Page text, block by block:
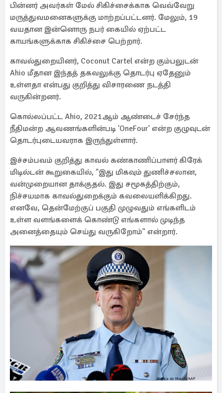
பின்னர் அவர்கள் மேல் சிகிச்சைக்காக வெவ்வேறு
மருத்துவமனைகளுக்கு மாற்றப்பட்டனர். மேலும், 19
வயதான இன்னொரு நபர் கையில் ஏற்பட்ட
காயங்களுக்காக சிகிச்சை பெற்றார்.
காவல்துறையினர், Coconut Cartel என்ற கும்பலுடன்
Ahio மீதான இந்தத் தகவலுக்கு தொடர்பு ஏதேனும்
உள்ளதா என்பது குறித்து விசாரணை நடத்தி
வருகின்றனர்.
கொல்லப்பட்ட Ahio, 2021ஆம் ஆண்டைச் சேர்ந்த
நீதிமன்ற ஆவணங்களின்படி 'OneFour' என்ற குழுவுடன்
தொடர்புடையவராக இருந்துள்ளார்.
இச்சம்பவம் குறித்து காவல் கண்காணிப்பாளர் கிரேக்
மிடில்டன் கூறுகையில், "இது மிகவும் துணிச்சலான,
வன்முறையான தாக்குதல். இது சமூகத்திற்கும்,
நிச்சயமாக காவல்துறைக்கும் கவலையளிக்கிறது.
எனவே, தென்மேற்குப் பகுதி முழுவதும் எங்களிடம்
உள்ள வளங்களைக் கொண்டு எங்களால் முடிந்த
அனைத்தையும் செய்து வருகிறோம்" என்றார்.